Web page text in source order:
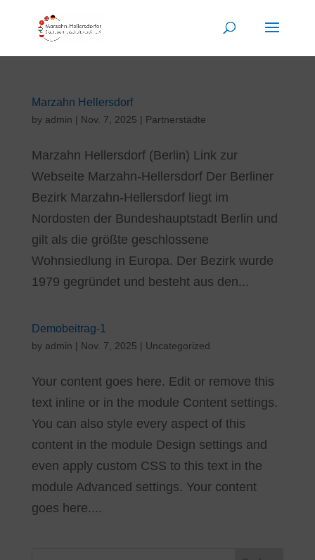
Marzahn Hellersdorf
by admin | Nov. 7, 2025 | Partnerstädte
Marzahn Hellersdorf (Berlin) Link zur
Webseite Marzahn-Hellersdorf Der Berliner
Bezirk Marzahn-Hellersdorf liegt im
Nordosten der Bundeshauptstadt Berlin und
gilt als die größte geschlossene
Wohnsiedlung in Europa. Der Bezirk wurde
1979 gegründet und besteht aus den...
Demobeitrag-1
by admin | Nov. 7, 2025 | Uncategorized
Your content goes here. Edit or remove this
text inline or in the module Content settings.
You can also style every aspect of this
content in the module Design settings and
even apply custom CSS to this text in the
module Advanced settings. Your content
goes here....